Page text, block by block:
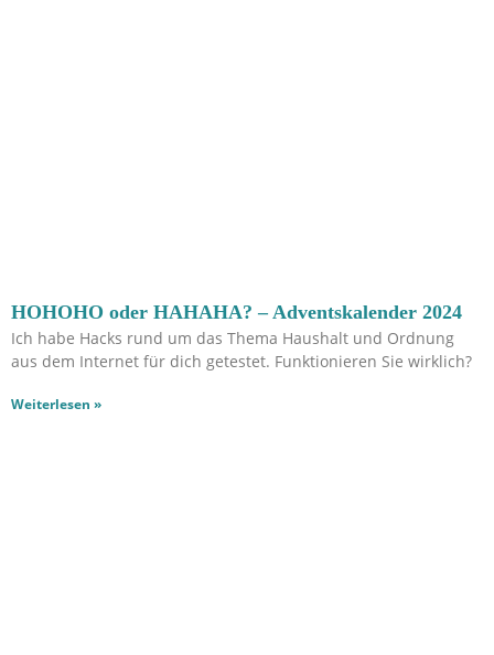
HOHOHO oder HAHAHA? – Adventskalender 2024
Ich habe Hacks rund um das Thema Haushalt und Ordnung
aus dem Internet für dich getestet. Funktionieren Sie wirklich?
Weiterlesen »